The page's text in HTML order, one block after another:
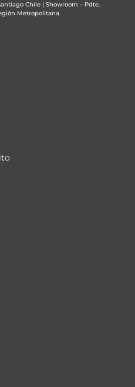
Chile | Showroom – Pdte.
Metropolitana.